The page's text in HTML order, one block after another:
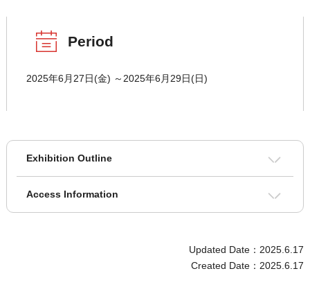
Period
2025年6月27日(金) ～2025年6月29日(日)
Exhibition Outline
Access Information
Updated Date：2025.6.17
Created Date：2025.6.17